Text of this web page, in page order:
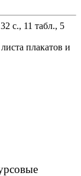
с., 11 табл., 5
плакатов и